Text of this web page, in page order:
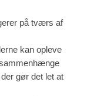
på tværs af
kan opleve
gør det let at